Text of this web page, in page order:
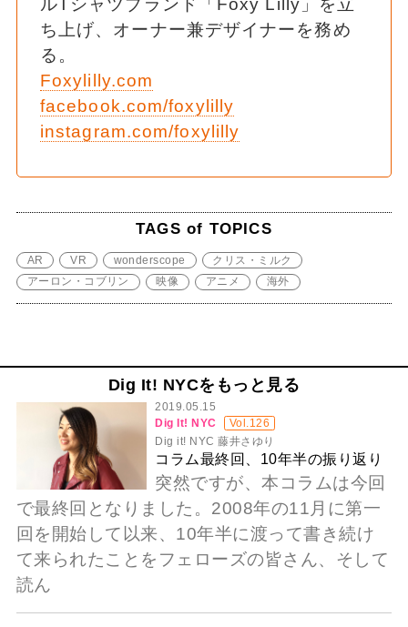
ルTシャツブランド「Foxy Lilly」を立
ち上げ、オーナー兼デザイナーを務め
る。
Foxylilly.com
facebook.com/foxylilly
instagram.com/foxylilly
TAGS of TOPICS
AR VR wonderscope
クリス・ミルク
アーロン・コブリン
映像 アニメ 海外
Dig It! NYCをもっと見る
2019.05.15
Dig It! NYC
Vol.126
Dig it! NYC 藤井さゆり
コラム最終回、10年半の振り返り
突然ですが、本コラムは今回
で最終回となりました。2008年の11月に第一
回を開始して以来、10年半に渡って書き続け
て来られたことをフェローズの皆さん、そして
読ん